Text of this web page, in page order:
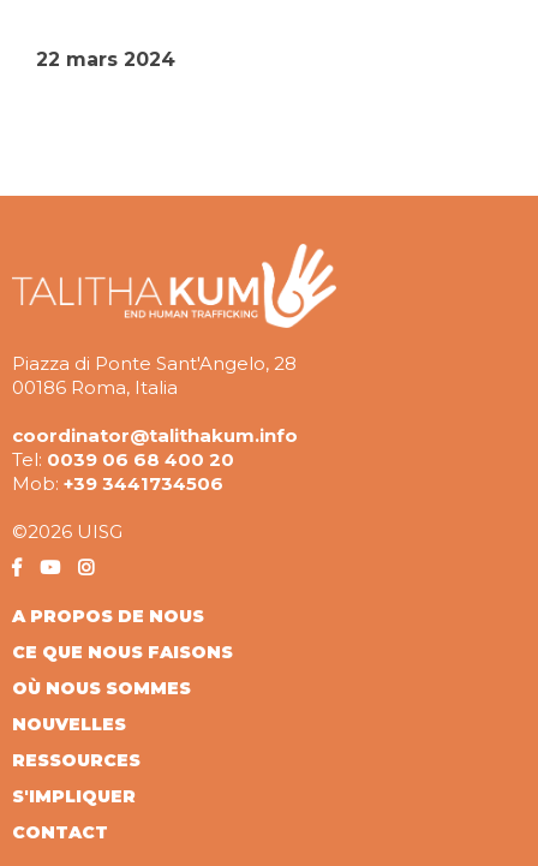
22 mars 2024
Piazza di Ponte Sant'Angelo, 28
00186 Roma, Italia
coordinator@talithakum.info
Tel: 0039 06 68 400 20
Mob: +39 3441734506
©2026 UISG
A PROPOS DE NOUS
CE QUE NOUS FAISONS
OÙ NOUS SOMMES
NOUVELLES
RESSOURCES
S'IMPLIQUER
CONTACT